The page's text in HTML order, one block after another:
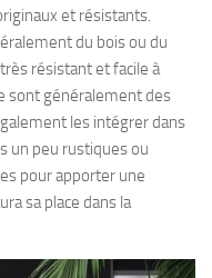
et résistants.
du bois ou du
résistant et facile à
sont généralement des
les intégrer dans
un peu rustiques ou
pour apporter une
sa place dans la